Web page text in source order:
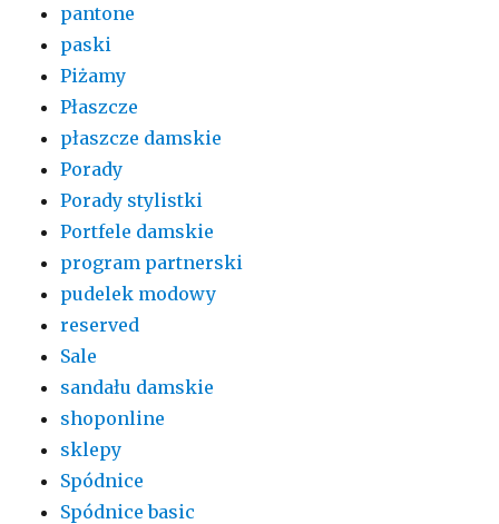
pantone
paski
Piżamy
Płaszcze
płaszcze damskie
Porady
Porady stylistki
Portfele damskie
program partnerski
pudelek modowy
reserved
Sale
sandału damskie
shoponline
sklepy
Spódnice
Spódnice basic